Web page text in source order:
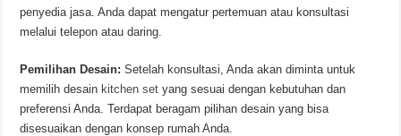
penyedia jasa. Anda dapat mengatur pertemuan atau konsultasi
melalui telepon atau daring.
Pemilihan Desain: Setelah konsultasi, Anda akan diminta untuk
memilih desain kitchen set yang sesuai dengan kebutuhan dan
preferensi Anda. Terdapat beragam pilihan desain yang bisa
disesuaikan dengan konsep rumah Anda.